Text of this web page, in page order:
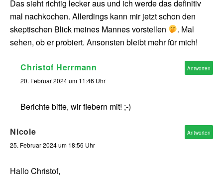
Das sieht richtig lecker aus und ich werde das definitiv
mal nachkochen. Allerdings kann mir jetzt schon den
skeptischen Blick meines Mannes vorstellen
. Mal
sehen, ob er probiert. Ansonsten bleibt mehr für mich!
Christof Herrmann
20. Februar 2024 um 11:46 Uhr
Berichte bitte, wir fiebern mit! ;-)
Antworten
Nicole
25. Februar 2024 um 18:56 Uhr
Hallo Christof,
Antworten